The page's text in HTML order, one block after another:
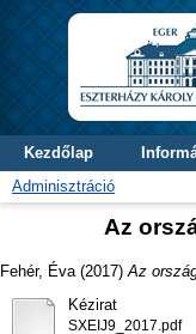
Kezdőlap
Adminisztráció
Az
Fehér, Éva (2017) Az
Kézirat
SXEIJ9_2017.pdf